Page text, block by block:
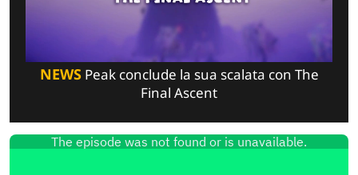
NEWSPeak conclude la sua scalata con The
Final Ascent